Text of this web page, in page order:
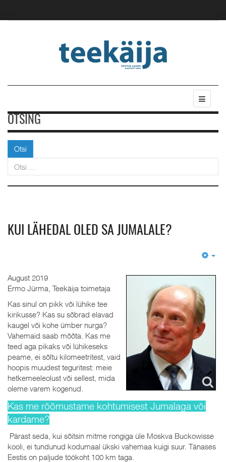
OTSING
Otsi
KUI LÄHEDAL OLED SA JUMALALE?
August 2019
Ermo Jürma, Teekäija toimetaja
Kas sinul on pikk või lühike tee
kirikusse? Kas su sõbrad elavad
kaugel või kohe ümber nurga?
Vahemaid saab mõõta. Kas me
teed aga pikaks või lühikeseks
peame, ei sõltu kilomeetritest, vaid
hoopis muudest teguritest: meie
hetkemeeleolust või sellest, mida
oleme varem kogenud.
Kas me rõõmustame kohtumisest Jumalaga või
kardame?
Pärast seda, kui sõitsin mitme rongiga üle Moskva Buckowisse
kooli, ei tundunud kodumaal ükski vahemaa kuigi suur. Tänases
Eestis on paljude töökoht 100 km taga.